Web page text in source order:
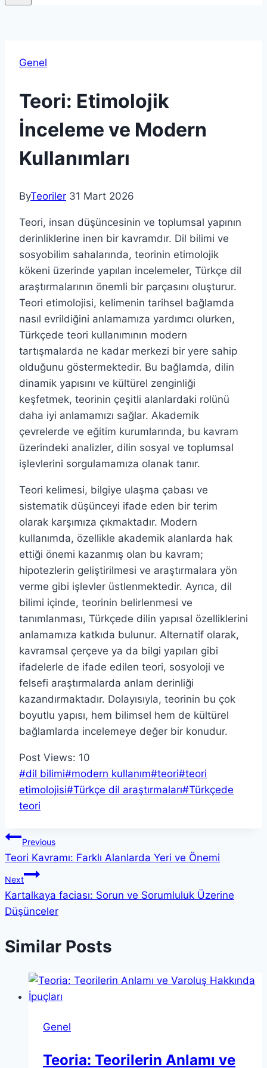
Genel
Teori: Etimolojik
İnceleme ve Modern
Kullanımları
ByTeoriler 31 Mart 2026
Teori, insan düşüncesinin ve toplumsal yapının
derinliklerine inen bir kavramdır. Dil bilimi ve
sosyobilim sahalarında, teorinin etimolojik
kökeni üzerinde yapılan incelemeler, Türkçe dil
araştırmalarının önemli bir parçasını oluşturur.
Teori etimolojisi, kelimenin tarihsel bağlamda
nasıl evrildiğini anlamamıza yardımcı olurken,
Türkçede teori kullanımının modern
tartışmalarda ne kadar merkezi bir yere sahip
olduğunu göstermektedir. Bu bağlamda, dilin
dinamik yapısını ve kültürel zenginliği
keşfetmek, teorinin çeşitli alanlardaki rolünü
daha iyi anlamamızı sağlar. Akademik
çevrelerde ve eğitim kurumlarında, bu kavram
üzerindeki analizler, dilin sosyal ve toplumsal
işlevlerini sorgulamamıza olanak tanır.
Teori kelimesi, bilgiye ulaşma çabası ve
sistematik düşünceyi ifade eden bir terim
olarak karşımıza çıkmaktadır. Modern
kullanımda, özellikle akademik alanlarda hak
ettiği önemi kazanmış olan bu kavram;
hipotezlerin geliştirilmesi ve araştırmalara yön
verme gibi işlevler üstlenmektedir. Ayrıca, dil
bilimi içinde, teorinin belirlenmesi ve
tanımlanması, Türkçede dilin yapısal özelliklerini
anlamamıza katkıda bulunur. Alternatif olarak,
kavramsal çerçeve ya da bilgi yapıları gibi
ifadelerle de ifade edilen teori, sosyoloji ve
felsefi araştırmalarda anlam derinliği
kazandırmaktadır. Dolayısıyla, teorinin bu çok
boyutlu yapısı, hem bilimsel hem de kültürel
bağlamlarda incelemeye değer bir konudur.
Post Views: 10
Post
Tags:
#dil bilimi#modern kullanım#teori#teori
etimolojisi#Türkçe dil araştırmaları#Türkçede
teori
Yazı
gezinmesi
Previous
Teori Kavramı: Farklı Alanlarda Yeri ve Önemi
Next
Kartalkaya faciası: Sorun ve Sorumluluk Üzerine
Düşünceler
Similar Posts
Genel
Teoria: Teorilerin Anlamı ve